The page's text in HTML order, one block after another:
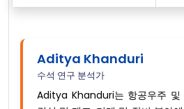
Aditya Khanduri
수석 연구 분석가
Aditya Khanduri는 항공우주 및